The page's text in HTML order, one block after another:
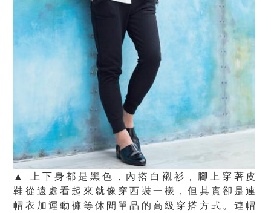
▲ 上下身都是黑色，內搭白襯衫，腳上穿著皮
鞋從遠處看起來就像穿西裝一樣，但其實卻是連
帽衣加運動褲等休閒單品的高級穿搭方式。連帽